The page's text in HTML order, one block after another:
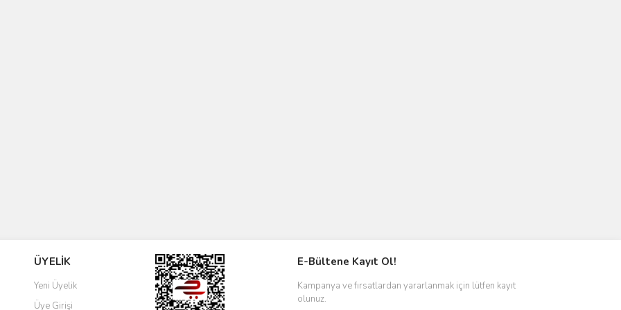
ÜYELİK
Yeni Üyelik
Üye Girişi
E-Bültene Kayıt Ol!
Kampanya ve fırsatlardan yararlanmak için lütfen kayıt
olunuz.